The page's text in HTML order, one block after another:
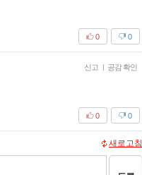
0
0
신고 | 공감 확인
0
0
새로고침